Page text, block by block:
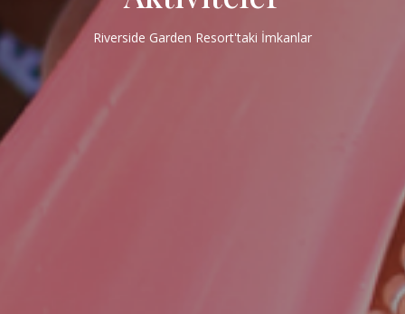
Riverside Garden Resort'taki İmkanlar